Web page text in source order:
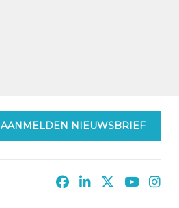
AANMELDEN NIEUWSBRIEF